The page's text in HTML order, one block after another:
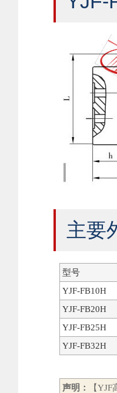
主要
型号
YJF-FB10H
YJF-FB20H
YJF-FB25H
YJF-FB32H
声明：
【